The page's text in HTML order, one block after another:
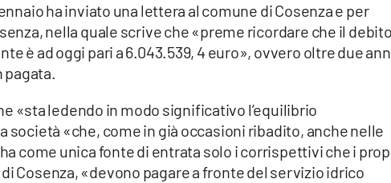
ha inviato una lettera al comune di Cosenza e per
nella quale scrive che «preme ricordare che il debito
è ad oggi pari a 6.043.539, 4 euro», ovvero oltre due
pagata.
«sta ledendo in modo significativo l’equilibrio
«che, come in già occasioni ribadito, anche nelle
come unica fonte di entrata solo i corrispettivi che i
Cosenza, «devono pagare a fronte del servizio idrico